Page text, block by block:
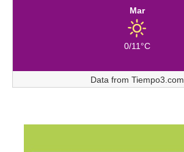
Mar
0/11°C
Data from Tiempo3.com